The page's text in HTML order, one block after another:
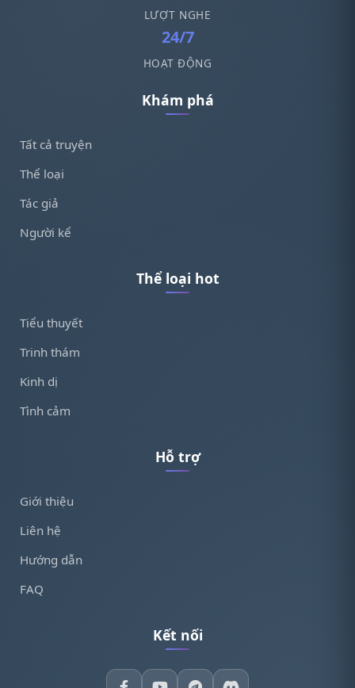
LƯỢT NGHE
24/7
HOẠT ĐỘNG
Khám phá
Tất cả truyện
Thể loại
Tác giả
Người kể
Thể loại hot
Tiểu thuyết
Trinh thám
Kinh dị
Tình cảm
Hỗ trợ
Giới thiệu
Liên hệ
Hướng dẫn
FAQ
Kết nối